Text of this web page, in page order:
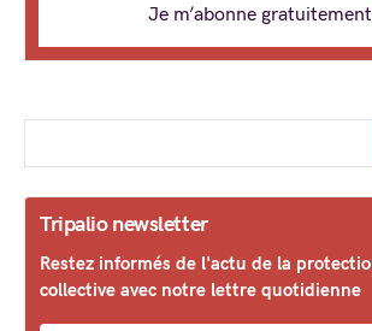
Je m’abonne gratuitement
Tripalio newsletter
Restez informés de l'actu de la
collective avec notre lettre quotidienne